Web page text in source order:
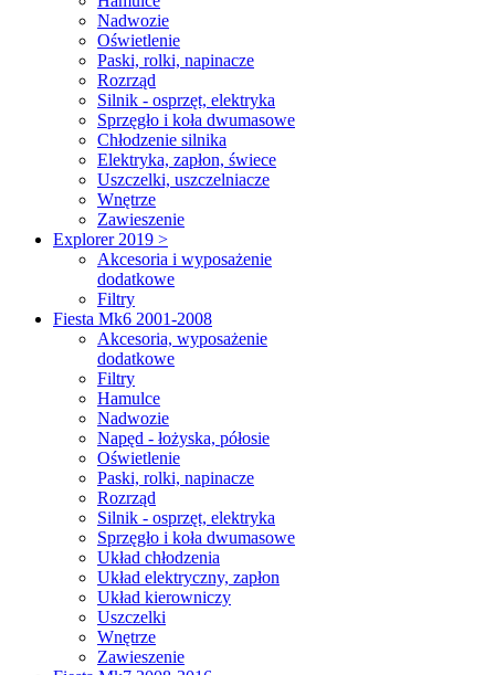
Nadwozie
Oświetlenie
Paski, rolki, napinacze
Rozrząd
Silnik - osprzęt, elektryka
Sprzęgło i koła dwumasowe
Chłodzenie silnika
Elektryka, zapłon, świece
Uszczelki, uszczelniacze
Wnętrze
Zawieszenie
Explorer 2019 >
Akcesoria i wyposażenie
dodatkowe
Filtry
Fiesta Mk6 2001-2008
Akcesoria, wyposażenie
dodatkowe
Filtry
Hamulce
Nadwozie
Napęd - łożyska, półosie
Oświetlenie
Paski, rolki, napinacze
Rozrząd
Silnik - osprzęt, elektryka
Sprzęgło i koła dwumasowe
Układ chłodzenia
Układ elektryczny, zapłon
Układ kierowniczy
Uszczelki
Wnętrze
Zawieszenie